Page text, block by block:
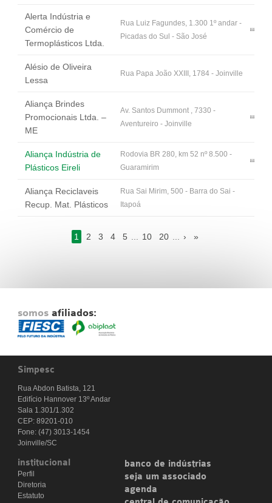
Alerta Indústria e
Comércio de
Termoplásticos Ltda.
Rua Luiz Fagundes, 1.300 1º andar -
Picadas do Sul - São José
Alésio de Oliveira
Lessa
Rua Papa João XXIII, 1784 - Joinville
Aliança Brindes
Promocionais Ltda. –
ME
Av. Santos Dummont , 7330 -
Aventureiro - Joinville
Aliança Indústria de
Plásticos Eireli
Rodovia BR 280, km 52 nº 8.500 -
Guaramirim
Aliança Reciclaveis
Recup. Mat. Plásticos
Rua Sai Mirim, 500 - Barra do Sai -
Itapoá
1 2 3 4 5 10 20 › »
somos afiliados:
Simpesc
Rua Abdon Batista, 121
Edifício Hannover 13º Andar
Sala 1.301/1.302
CEP: 89201-010
Fone: (47) 3013-1454
Joinville/SC
institucional
Perfil
Diretoria
Estatuto
banco de indústrias
seja um associado
agenda